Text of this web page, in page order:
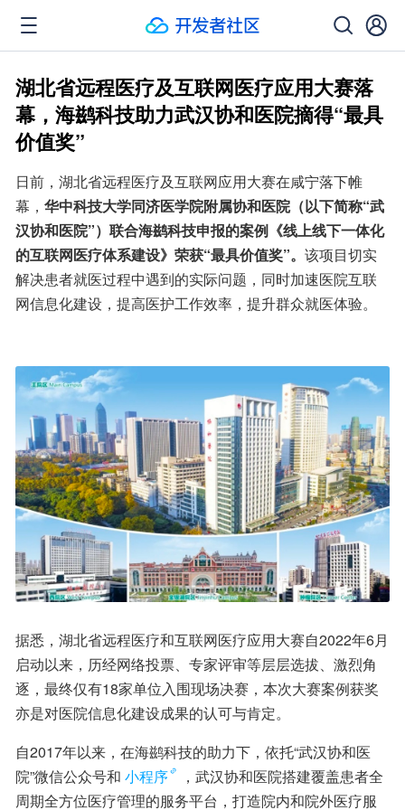
湖北省远程医疗及互联网医疗应用大赛落
幕，海鹚科技助力武汉协和医院摘得“最具
价值奖”
日前，湖北省远程医疗及互联网应用大赛在咸宁落下帷
幕， 华中科技大学同济医学院附属协和医院（以下简称“武
汉协和医院”）联合海鹚科技申报的案例《线上线下一体化
的互联网医疗体系建设》荣获“最具价值奖”。 该项目切实
解决患者就医过程中遇到的实际问题，同时加速医院互联
网信息化建设，提高医护工作效率，提升群众就医体验。
据悉，湖北省远程医疗和互联网医疗应用大赛自2022年6月
启动以来，历经网络投票、专家评审等层层选拔、激烈角
逐，最终仅有18家单位入围现场决赛，本次大赛案例获奖
亦是对医院信息化建设成果的认可与肯定。
自2017年以来，在海鹚科技的助力下，依托“武汉协和医
院”微信公众号和 小程序
，武汉协和医院搭建覆盖患者全
周期全方位医疗管理的服务平台，打造院内和院外医疗服